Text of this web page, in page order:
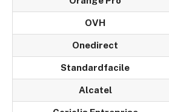
OVH
Onedirect
Standardfacile
Alcatel